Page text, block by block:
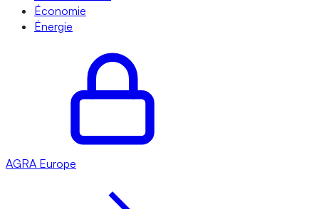
Économie
Énergie
AGRA Europe